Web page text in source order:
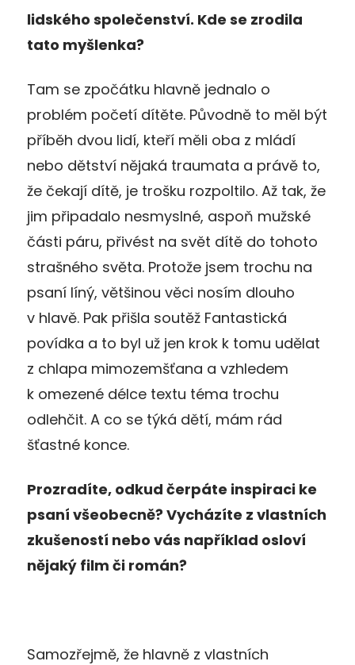
lidského společenství. Kde se zrodila
tato myšlenka?
Tam se zpočátku hlavně jednalo o
problém početí dítěte. Původně to měl být
příběh dvou lidí, kteří měli oba z mládí
nebo dětství nějaká traumata a právě to,
že čekají dítě, je trošku rozpoltilo. Až tak, že
jim připadalo nesmyslné, aspoň mužské
části páru, přivést na svět dítě do tohoto
strašného světa. Protože jsem trochu na
psaní líný, většinou věci nosím dlouho
v hlavě. Pak přišla soutěž Fantastická
povídka a to byl už jen krok k tomu udělat
z chlapa mimozemšťana a vzhledem
k omezené délce textu téma trochu
odlehčit. A co se týká dětí, mám rád
šťastné konce.
Prozradíte, odkud čerpáte inspiraci ke
psaní všeobecně? Vycházíte z vlastních
zkušeností nebo vás například osloví
nějaký film či román?
Samozřejmě, že hlavně z vlastních